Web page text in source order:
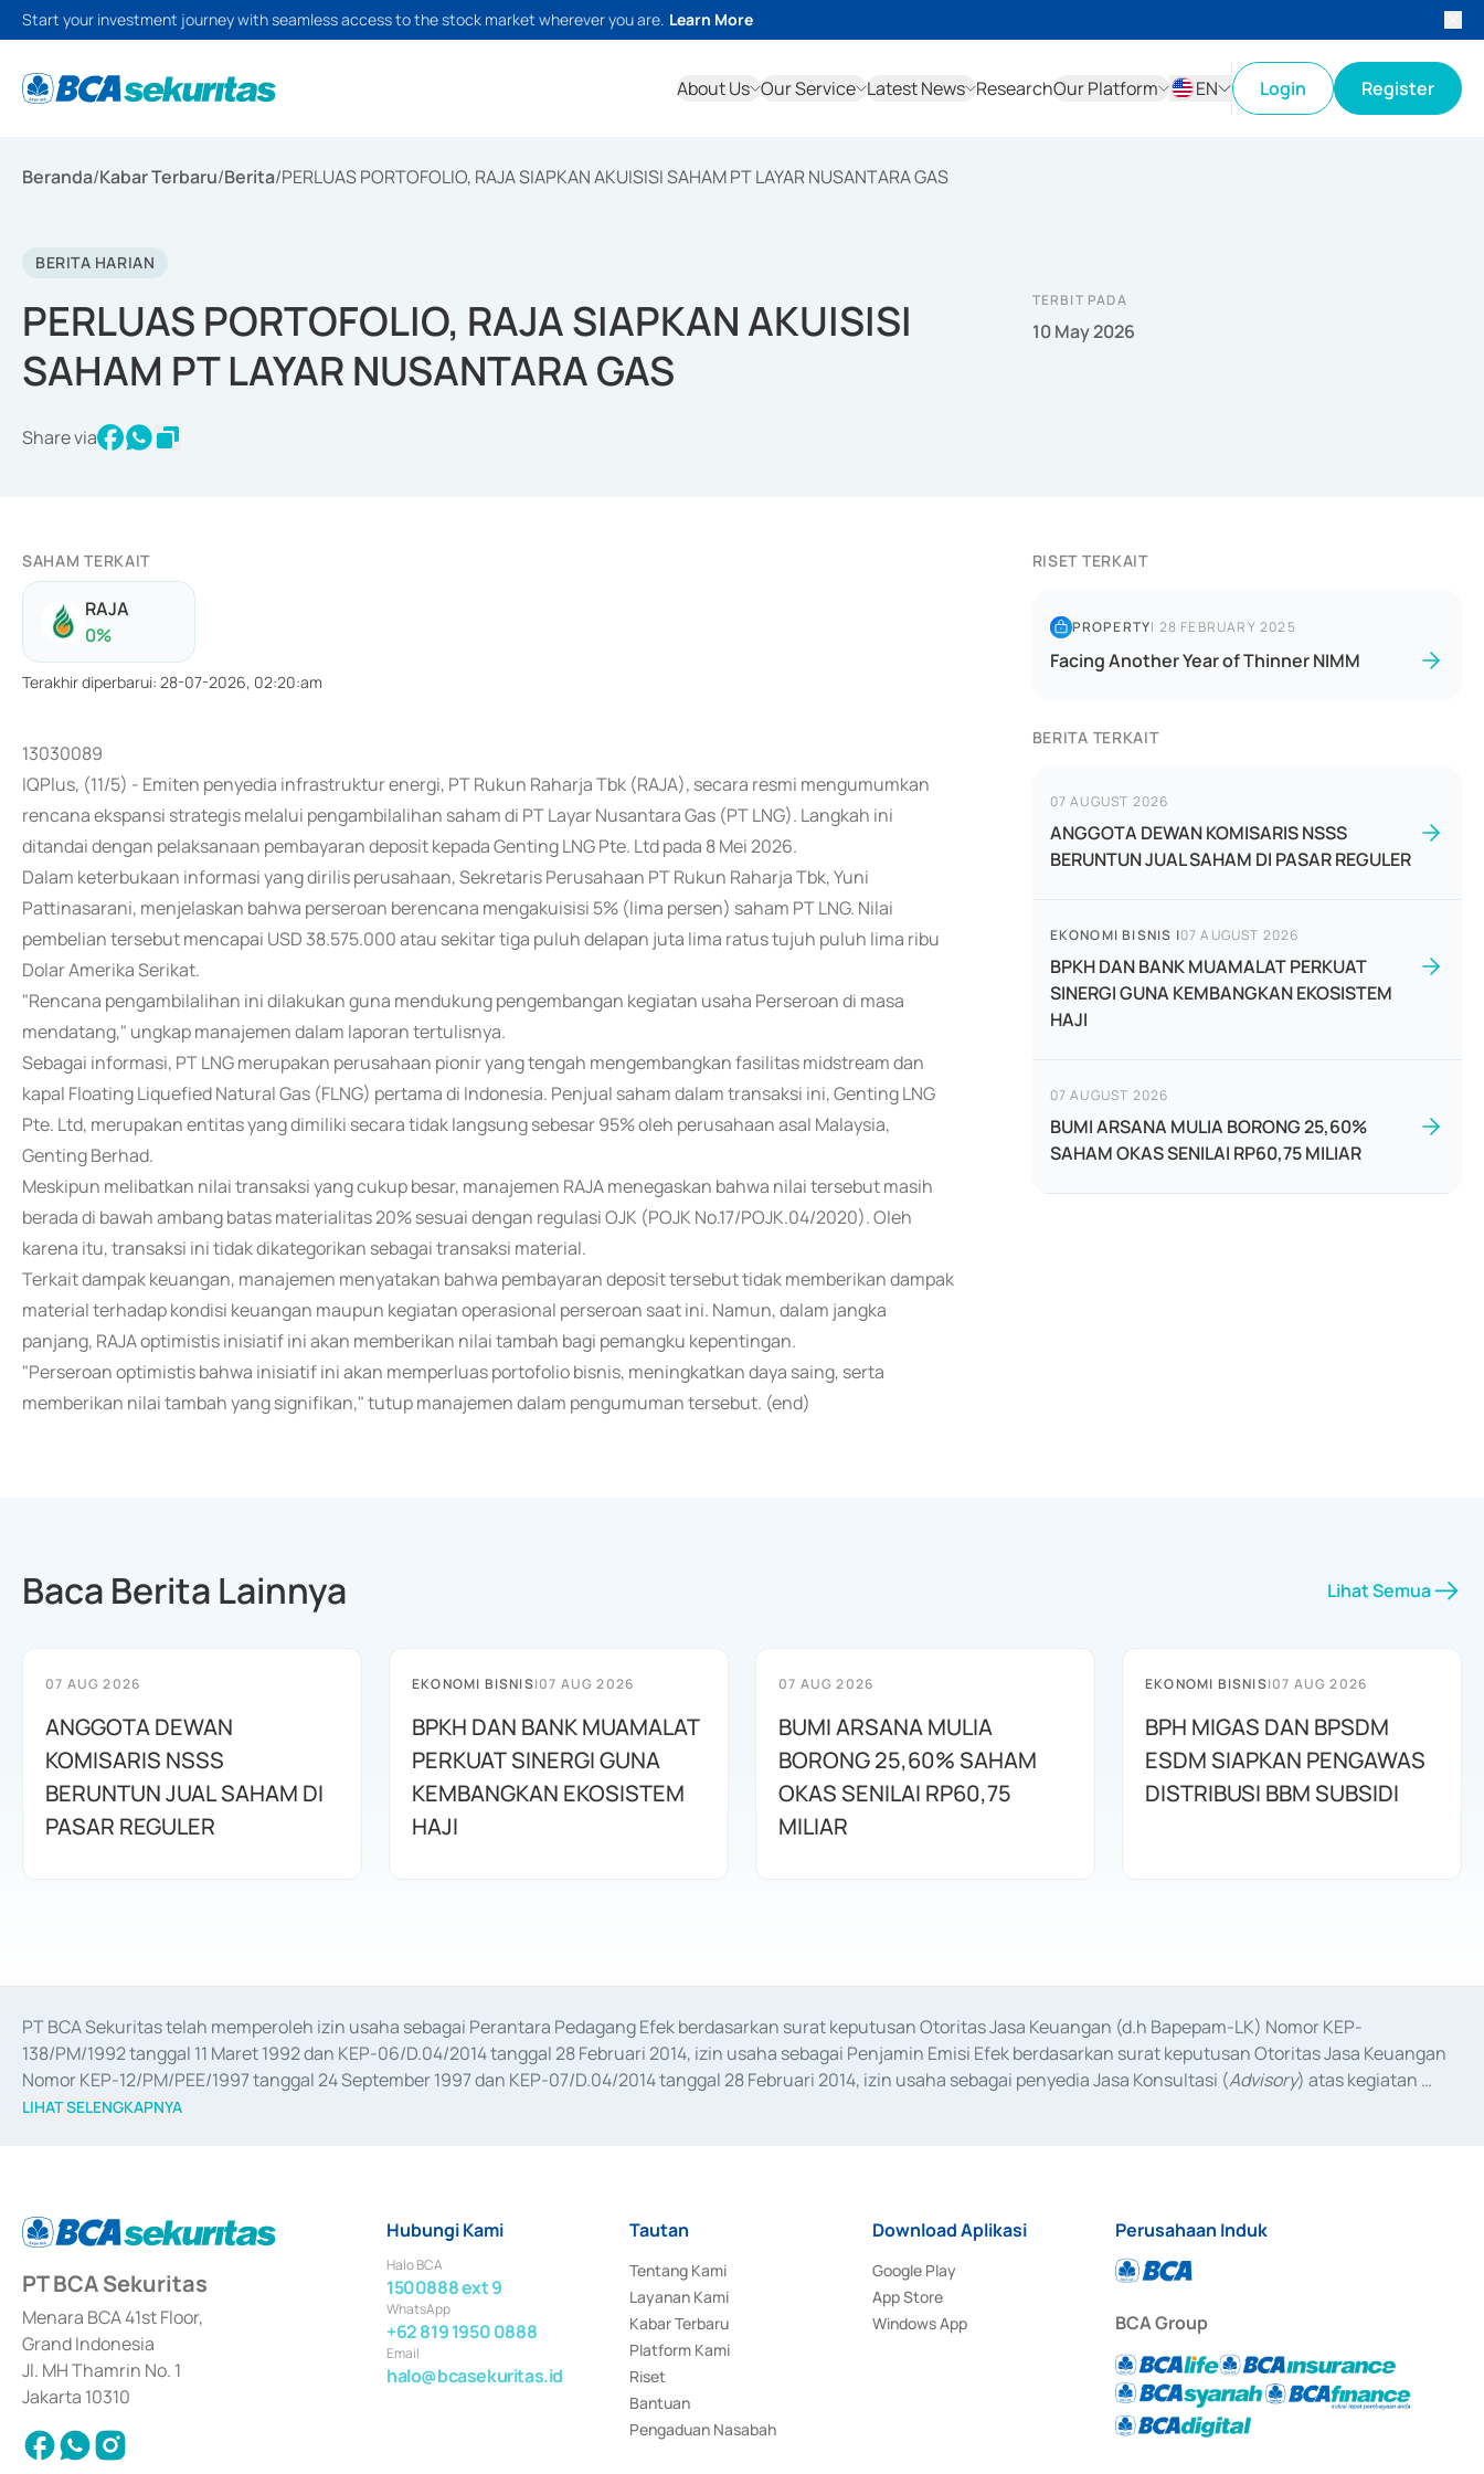
Start your investment journey with seamless access to the stock market wherever you are. Learn More
About Us Our Service Latest News ResearchOur Platform
EN
Login Register
Beranda/Kabar Terbaru/Berita/PERLUAS PORTOFOLIO, RAJA SIAPKAN AKUISISI SAHAM PT LAYAR NUSANTARA GAS
BERITA HARIAN
PERLUAS PORTOFOLIO, RAJA SIAPKAN AKUISISI
SAHAM PT LAYAR NUSANTARA GAS
Share via
TERBIT PADA
10 May 2026
SAHAM TERKAIT
RAJA
0%
Terakhir diperbarui: 28-07-2026, 02:20:am
13030089
IQPlus, (11/5) - Emiten penyedia infrastruktur energi, PT Rukun Raharja Tbk (RAJA), secara resmi mengumumkan
rencana ekspansi strategis melalui pengambilalihan saham di PT Layar Nusantara Gas (PT LNG). Langkah ini
ditandai dengan pelaksanaan pembayaran deposit kepada Genting LNG Pte. Ltd pada 8 Mei 2026.
Dalam keterbukaan informasi yang dirilis perusahaan, Sekretaris Perusahaan PT Rukun Raharja Tbk, Yuni
Pattinasarani, menjelaskan bahwa perseroan berencana mengakuisisi 5% (lima persen) saham PT LNG. Nilai
pembelian tersebut mencapai USD 38.575.000 atau sekitar tiga puluh delapan juta lima ratus tujuh puluh lima ribu
Dolar Amerika Serikat.
"Rencana pengambilalihan ini dilakukan guna mendukung pengembangan kegiatan usaha Perseroan di masa
mendatang," ungkap manajemen dalam laporan tertulisnya.
Sebagai informasi, PT LNG merupakan perusahaan pionir yang tengah mengembangkan fasilitas midstream dan
kapal Floating Liquefied Natural Gas (FLNG) pertama di Indonesia. Penjual saham dalam transaksi ini, Genting LNG
Pte. Ltd, merupakan entitas yang dimiliki secara tidak langsung sebesar 95% oleh perusahaan asal Malaysia,
Genting Berhad.
Meskipun melibatkan nilai transaksi yang cukup besar, manajemen RAJA menegaskan bahwa nilai tersebut masih
berada di bawah ambang batas materialitas 20% sesuai dengan regulasi OJK (POJK No.17/POJK.04/2020). Oleh
karena itu, transaksi ini tidak dikategorikan sebagai transaksi material.
Terkait dampak keuangan, manajemen menyatakan bahwa pembayaran deposit tersebut tidak memberikan dampak
material terhadap kondisi keuangan maupun kegiatan operasional perseroan saat ini. Namun, dalam jangka
panjang, RAJA optimistis inisiatif ini akan memberikan nilai tambah bagi pemangku kepentingan.
"Perseroan optimistis bahwa inisiatif ini akan memperluas portofolio bisnis, meningkatkan daya saing, serta
memberikan nilai tambah yang signifikan," tutup manajemen dalam pengumuman tersebut. (end)
RISET TERKAIT
PROPERTY| 28 FEBRUARY 2025
Facing Another Year of Thinner NIMM
BERITA TERKAIT
07 AUGUST 2026
ANGGOTA DEWAN KOMISARIS NSSS
BERUNTUN JUAL SAHAM DI PASAR REGULER
EKONOMI BISNIS |07 AUGUST 2026
BPKH DAN BANK MUAMALAT PERKUAT
SINERGI GUNA KEMBANGKAN EKOSISTEM
HAJI
07 AUGUST 2026
BUMI ARSANA MULIA BORONG 25,60%
SAHAM OKAS SENILAI RP60,75 MILIAR
Baca Berita Lainnya Lihat Semua
07 AUG 2026
ANGGOTA DEWAN
KOMISARIS NSSS
BERUNTUN JUAL SAHAM DI
PASAR REGULER
EKONOMI BISNIS|07 AUG 2026
BPKH DAN BANK MUAMALAT
PERKUAT SINERGI GUNA
KEMBANGKAN EKOSISTEM
HAJI
07 AUG 2026
BUMI ARSANA MULIA
BORONG 25,60% SAHAM
OKAS SENILAI RP60,75
MILIAR
EKONOMI BISNIS|07 AUG 2026
BPH MIGAS DAN BPSDM
ESDM SIAPKAN PENGAWAS
DISTRIBUSI BBM SUBSIDI
PT BCA Sekuritas telah memperoleh izin usaha sebagai Perantara Pedagang Efek berdasarkan surat keputusan Otoritas Jasa Keuangan (d.h Bapepam-LK) Nomor KEP-
138/PM/1992 tanggal 11 Maret 1992 dan KEP-06/D.04/2014 tanggal 28 Februari 2014, izin usaha sebagai Penjamin Emisi Efek berdasarkan surat keputusan Otoritas Jasa Keuangan
Nomor KEP-12/PM/PEE/1997 tanggal 24 September 1997 dan KEP-07/D.04/2014 tanggal 28 Februari 2014, izin usaha sebagai penyedia Jasa Konsultasi (Advisory) atas kegiatan
merger, akuisisi, divestasi, dan
LIHAT SELENGKAPNYA
PT BCA Sekuritas
Menara BCA 41st Floor,
Grand Indonesia
Jl. MH Thamrin No. 1
Jakarta 10310
Hubungi Kami
Halo BCA
1500888 ext 9
WhatsApp
+62 819 1950 0888
Email
halo@bcasekuritas.id
Tautan
Tentang Kami
Layanan Kami
Kabar Terbaru
Platform Kami
Riset
Bantuan
Pengaduan Nasabah
Download Aplikasi
Google Play
App Store
Windows App
Perusahaan Induk
BCA Group